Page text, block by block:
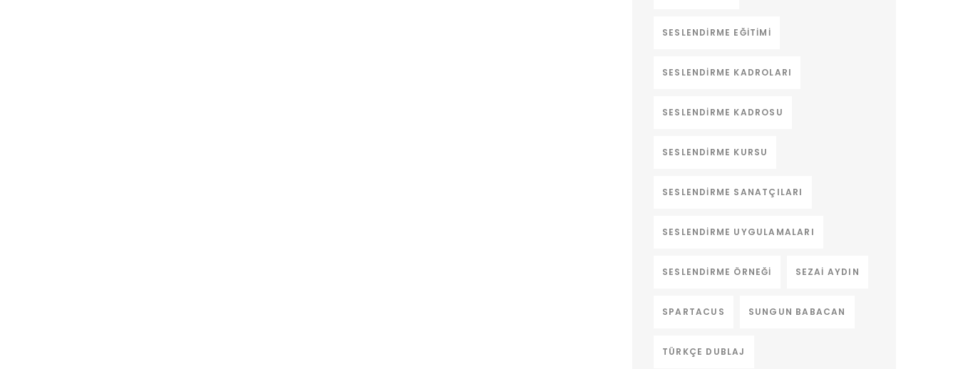
SESLENDIRME EĞITIMI
SESLENDIRME KADROLARI
SESLENDIRME KADROSU
SESLENDIRME KURSU
SESLENDIRME SANATÇILARI
SESLENDIRME UYGULAMALARI
SESLENDIRME ÖRNEĞI SEZAI AYDIN
SPARTACUS SUNGUN BABACAN
TÜRKÇE DUBLAJ